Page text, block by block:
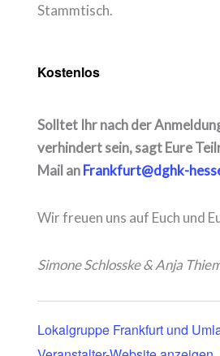
Stammtisch.
Kostenlos
Solltet Ihr nach der
verhindert sein, sagt Eure
Mail anFrankfurt@dghk-
Wir freuen uns auf Euch und
Simone Schlosske & Anja
Lokalgruppe Frankfurt und